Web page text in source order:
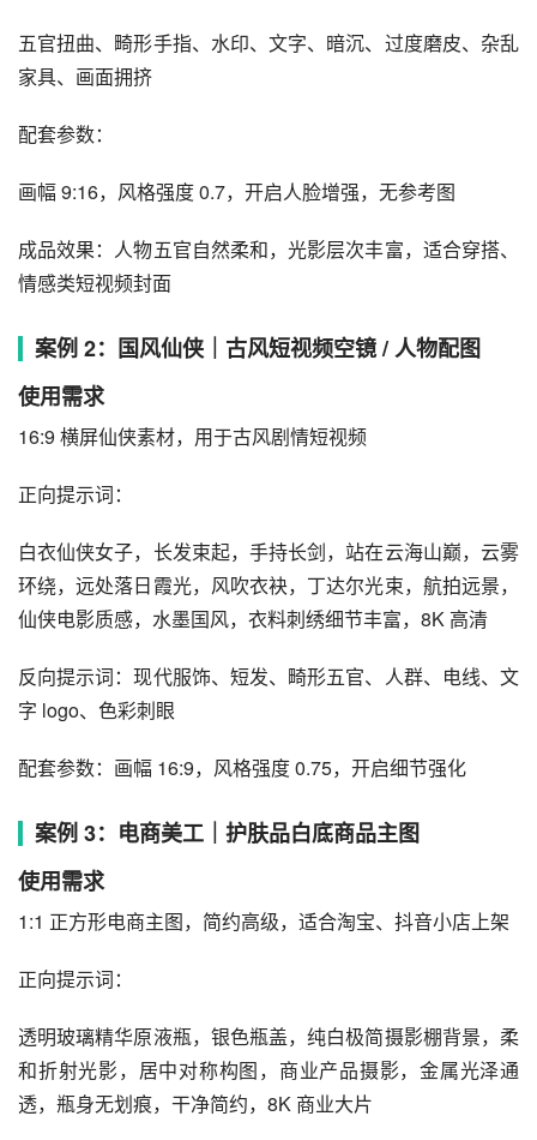
五官扭曲、畸形手指、水印、文字、暗沉、过度磨皮、杂乱
家具、画面拥挤
配套参数：
画幅 9:16，风格强度 0.7，开启人脸增强，无参考图
成品效果：人物五官自然柔和，光影层次丰富，适合穿搭、
情感类短视频封面
案例 2：国风仙侠｜古风短视频空镜 / 人物配图
使用需求
16:9 横屏仙侠素材，用于古风剧情短视频
正向提示词：
白衣仙侠女子，长发束起，手持长剑，站在云海山巅，云雾
环绕，远处落日霞光，风吹衣袂，丁达尔光束，航拍远景，
仙侠电影质感，水墨国风，衣料刺绣细节丰富，8K 高清
反向提示词：现代服饰、短发、畸形五官、人群、电线、文
字 logo、色彩刺眼
配套参数：画幅 16:9，风格强度 0.75，开启细节强化
案例 3：电商美工｜护肤品白底商品主图
使用需求
1:1 正方形电商主图，简约高级，适合淘宝、抖音小店上架
正向提示词：
透明玻璃精华原液瓶，银色瓶盖，纯白极简摄影棚背景，柔
和折射光影，居中对称构图，商业产品摄影，金属光泽通
透，瓶身无划痕，干净简约，8K 商业大片